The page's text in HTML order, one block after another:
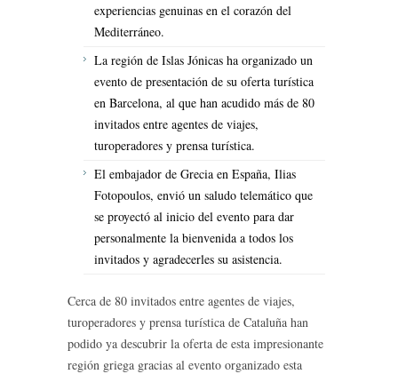
experiencias genuinas en el corazón del
Mediterráneo.
La región de Islas Jónicas ha organizado un
evento de presentación de su oferta turística
en Barcelona, al que han acudido más de 80
invitados entre agentes de viajes,
turoperadores y prensa turística.
El embajador de Grecia en España, Ilias
Fotopoulos, envió un saludo telemático que
se proyectó al inicio del evento para dar
personalmente la bienvenida a todos los
invitados y agradecerles su asistencia.
Cerca de 80 invitados entre agentes de viajes,
turoperadores y prensa turística de Cataluña han
podido ya descubrir la oferta de esta impresionante
región griega gracias al evento organizado esta